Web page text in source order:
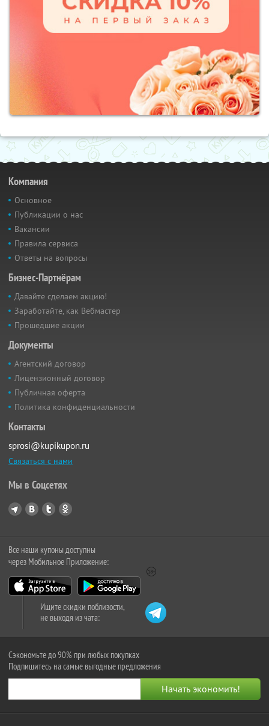
Компания
Основное
Публикации о нас
Вакансии
Правила сервиса
Ответы на вопросы
Бизнес-Партнёрам
Давайте сделаем акцию!
Заработайте, как Вебмастер
Прошедшие акции
Документы
Агентский договор
Лицензионный договор
Публичная оферта
Политика конфиденциальности
Контакты
sprosi@kupikupon.ru
Связаться с нами
Мы в Соцсетях
Все наши купоны доступны
через Мобильное Приложение:
Ищите скидки поблизости,
не выходя из чата:
Сэкономьте до 90% при любых покупках
Подпишитесь на самые выгодные предложения